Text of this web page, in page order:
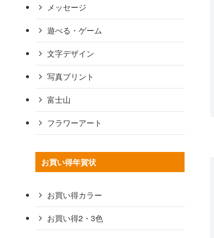
メッセージ
遊べる・ゲーム
文字デザイン
写真プリント
富士山
フラワーアート
お買い得年賀状
お買い得カラー
お買い得2・3色